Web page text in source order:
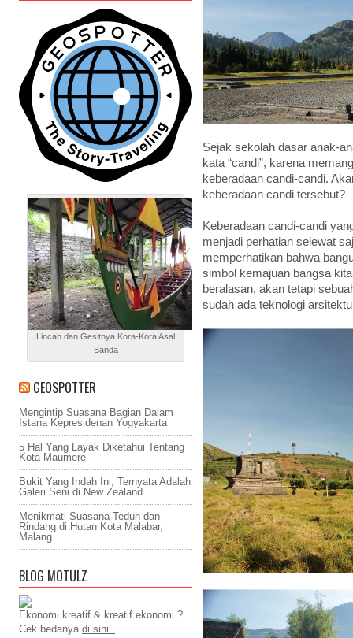
Sejak sekolah dasar anak-
kata “candi”, karena
keberadaan candi-candi.
keberadaan candi tersebut?
Keberadaan candi-candi
menjadi perhatian selewat
memperhatikan bahwa
simbol kemajuan bangsa
beralasan, akan tetapi
sudah ada teknologi
Lincah dan Gesitnya Kora-Kora Asal
Banda
GEOSPOTTER
Mengintip Suasana Bagian Dalam
Istana Kepresidenan Yogyakarta
5 Hal Yang Layak Diketahui Tentang
Kota Maumere
Bukit Yang Indah Ini, Ternyata Adalah
Galeri Seni di New Zealand
Menikmati Suasana Teduh dan
Rindang di Hutan Kota Malabar,
Malang
BLOG MOTULZ
Ekonomi kreatif & kreatif ekonomi ?
Cek bedanya di sini..